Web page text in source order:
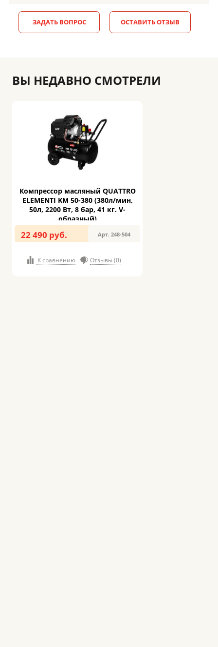
ЗАДАТЬ ВОПРОС ОСТАВИТЬ ОТЗЫВ
ВЫ НЕДАВНО СМОТРЕЛИ
Компрессор масляный QUATTRO
ELEMENTI KM 50-380 (380л/мин,
50л, 2200 Вт, 8 бар, 41 кг. V-
образный)
22 490 руб. Арт. 248-504
К сравнению Отзывы (0)